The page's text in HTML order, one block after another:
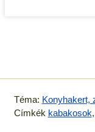
Téma: Konyhakert,
Címkék kabakosok,